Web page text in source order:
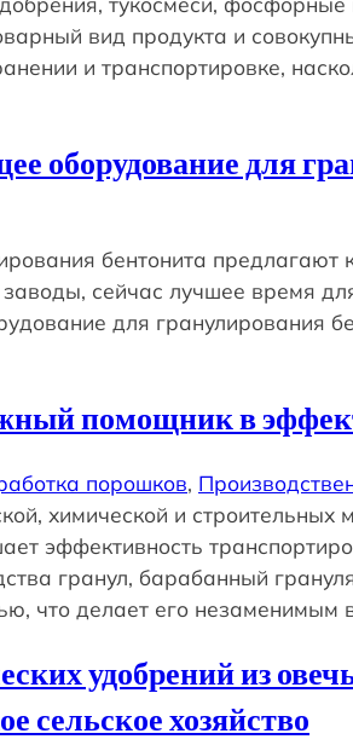
вид продукта и
и транспортировке,
оборудование для
бентонита
сейчас лучшее время
для гранулирования
помощник в
порошков,
химической и строительных
эффективность
гранул, барабанный
что делает его
удобрений из
сельское хозяйство